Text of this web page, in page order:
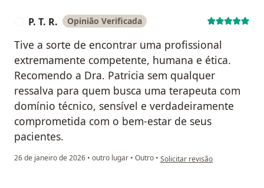
P. T. R. Opinião Verificada
Tive a sorte de encontrar uma profissional
extremamente competente, humana e ética.
Recomendo a Dra. Patricia sem qualquer
ressalva para quem busca uma terapeuta com
domínio técnico, sensível e verdadeiramente
comprometida com o bem-estar de seus
pacientes.
26 de janeiro de 2026 • outro lugar • Outro • na opinião do utilizador P. T. R.
Solicitar revisão